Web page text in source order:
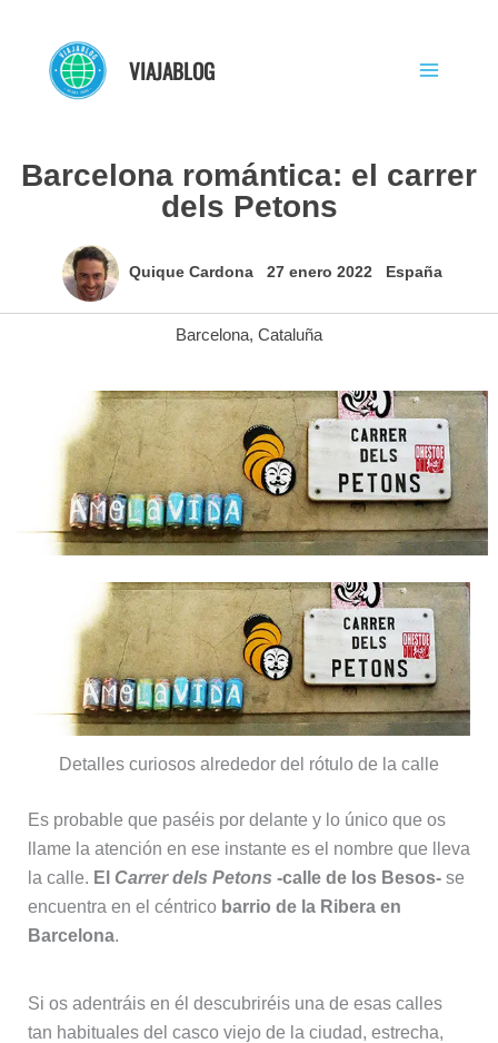
contenido
VIAJABLOG
Barcelona romántica: el carrer
dels Petons
Quique Cardona 27 enero 2022 España
Barcelona, Cataluña
Detalles curiosos alrededor del rótulo de la calle
Es probable que paséis por delante y lo único que os
llame la atención en ese instante es el nombre que lleva
la calle. El Carrer dels Petons -calle de los Besos-se
encuentra en el céntrico barrio de la Ribera en
Barcelona.
Si os adentráis en él descubriréis una de esas calles
tan habituales del casco viejo de la ciudad, estrecha,